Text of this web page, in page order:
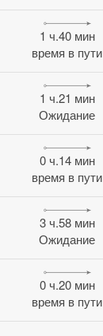
1 ч.40 мин
время в пути
1 ч.21 мин
Ожидание
0 ч.14 мин
время в пути
3 ч.58 мин
Ожидание
0 ч.20 мин
время в пути